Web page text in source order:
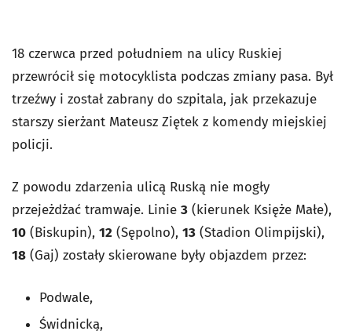
18 czerwca przed południem na ulicy Ruskiej
przewrócił się motocyklista podczas zmiany pasa. Był
trzeźwy i został zabrany do szpitala, jak przekazuje
starszy sierżant Mateusz Ziętek z komendy miejskiej
policji.
Z powodu zdarzenia ulicą Ruską nie mogły
przejeżdżać tramwaje. Linie 3 (kierunek Księże Małe),
10 (Biskupin), 12 (Sępolno), 13 (Stadion Olimpijski),
18 (Gaj) zostały skierowane były objazdem przez:
Podwale,
Świdnicką,